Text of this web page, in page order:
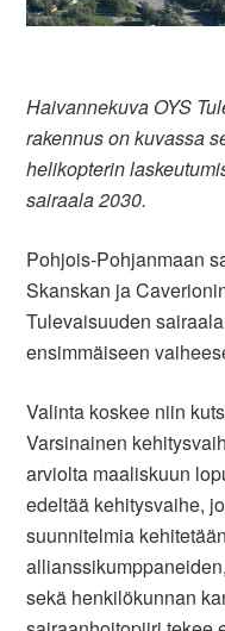
Haivannekuva OYS
rakennus on kuvassa
helikopterin
sairaala 2030.
Pohjois-Pohjanmaan
Skanskan ja
Tulevaisuuden
ensimmäiseen
Valinta koskee niin
Varsinainen
arviolta maaliskuun
edeltää kehitysvaihe,
suunnitelmia
sekä henkilökunnan